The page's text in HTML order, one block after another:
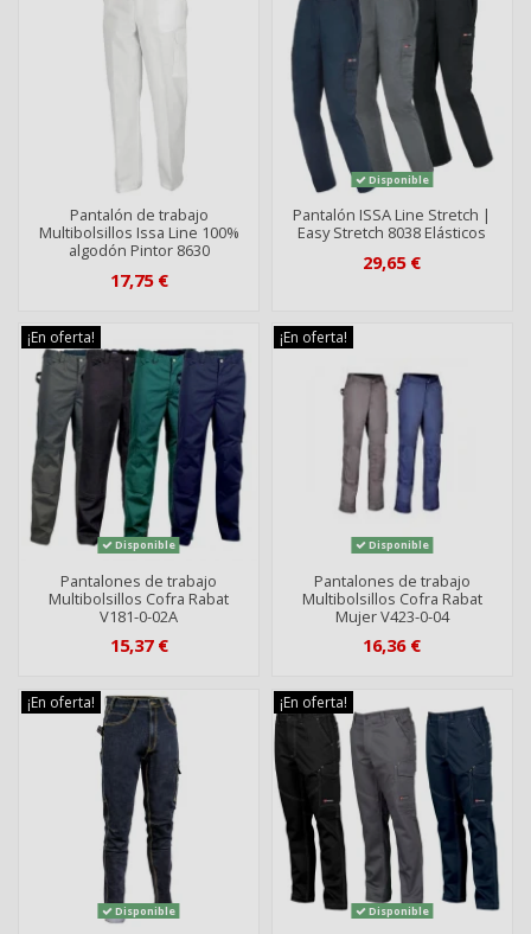
Pantalón de trabajo
Multibolsillos Issa Line 100%
algodón Pintor 8630
17,75 €
Disponible
Pantalón ISSA Line Stretch |
Easy Stretch 8038 Elásticos
29,65 €
¡En oferta!
Disponible
Pantalones de trabajo
Multibolsillos Cofra Rabat
V181-0-02A
15,37 €
¡En oferta!
Disponible
Pantalones de trabajo
Multibolsillos Cofra Rabat
Mujer V423-0-04
16,36 €
¡En oferta!
Disponible
¡En oferta!
Disponible